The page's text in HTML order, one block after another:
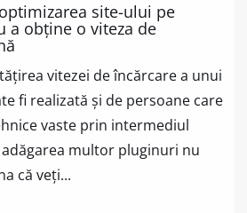
site-ului pe
a obține o viteza de
vitezei de încărcare a unui
fi realizată și de persoane care
vaste prin intermediul
multor pluginuri nu
că veți...